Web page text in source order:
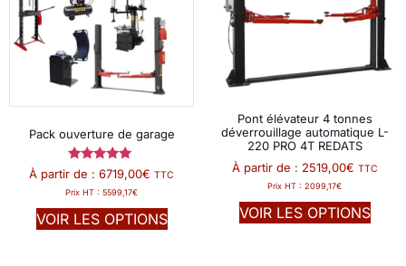
Pack ouverture de garage
Note
5.00
sur 5
À partir de : 6719,00€ TTC
Prix HT : 5599,17€
VOIR LES OPTIONS
Pont élévateur 4 tonnes
déverrouillage automatique L-
220 PRO 4T REDATS
À partir de : 2519,00€ TTC
Prix HT : 2099,17€
VOIR LES OPTIONS